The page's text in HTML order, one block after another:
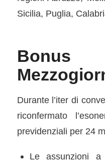
Sicilia, Puglia,
Durante l’iter di
riconfermato
previdenziali per 24
Le assunzioni a